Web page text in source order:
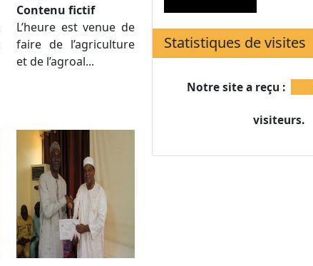
Contenu fictif
L’heure est venue de
faire de l’agriculture
et de l’agroal...